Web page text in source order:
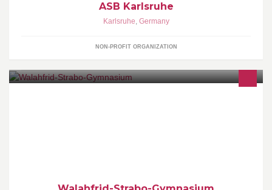
ASB Karlsruhe
Karlsruhe, Germany
NON-PROFIT ORGANIZATION